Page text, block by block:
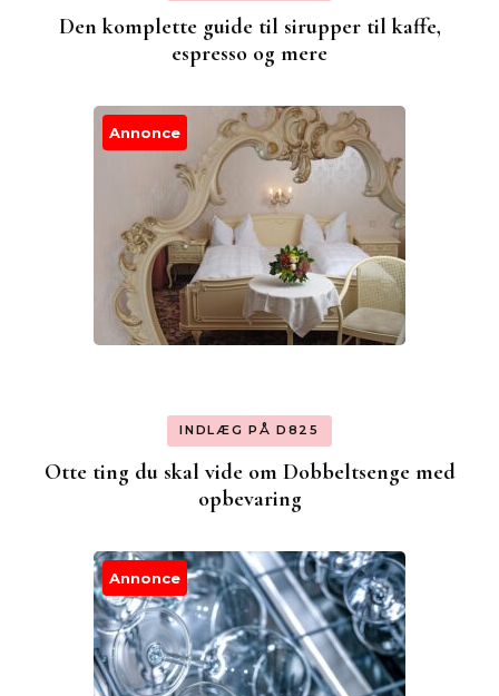
Den komplette guide til sirupper til kaffe,
espresso og mere
Annonce
INDLÆG PÅ D825
Otte ting du skal vide om Dobbeltsenge med
opbevaring
Annonce